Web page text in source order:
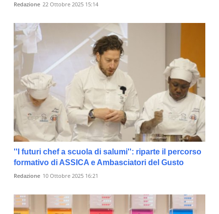
Redazione 22 Ottobre 2025 15:14
''I futuri chef a scuola di salumi'': riparte il percorso
formativo di ASSICA e Ambasciatori del Gusto
Redazione 10 Ottobre 2025 16:21